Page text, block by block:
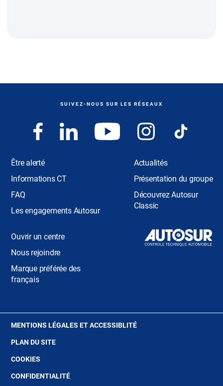
SUIVEZ-NOUS SUR LES RÉSEAUX
Être alerté
Informations CT
FAQ
Les engagements Autosur
Actualités
Présentation du groupe
Découvrez Autosur
Classic
Ouvrir un centre
Nous rejoindre
Marque préférée des
français
MENTIONS LÉGALES ET ACCESSIBLITÉ(OUVRE
PLAN DU SITE
COOKIES
UNE
CONFIDENTIALITÉ(OUVRE